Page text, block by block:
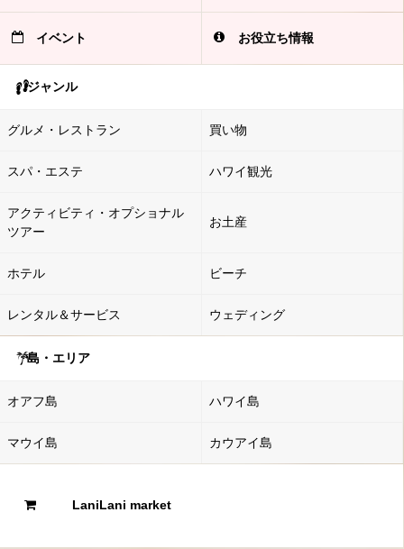
イベント お役立ち情報
ジャンル
グルメ・レストラン 買い物
スパ・エステ ハワイ観光
アクティビティ・オプショナル
ツアー
お土産
ホテル ビーチ
レンタル＆サービス ウェディング
島・エリア
オアフ島 ハワイ島
マウイ島 カウアイ島
LaniLani market